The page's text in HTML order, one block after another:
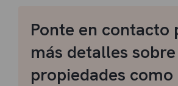
Ponte en contacto
más detalles sobre
propiedades como